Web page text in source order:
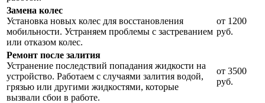
Замена колес
Установка новых колес для восстановления
мобильности. Устраняем проблемы с застреванием
или отказом колес.
от 1200
руб.
Ремонт после залития
Устранение последствий попадания жидкости на
устройство. Работаем с случаями залития водой,
грязью или другими жидкостями, которые
вызвали сбои в работе.
от 3500
руб.